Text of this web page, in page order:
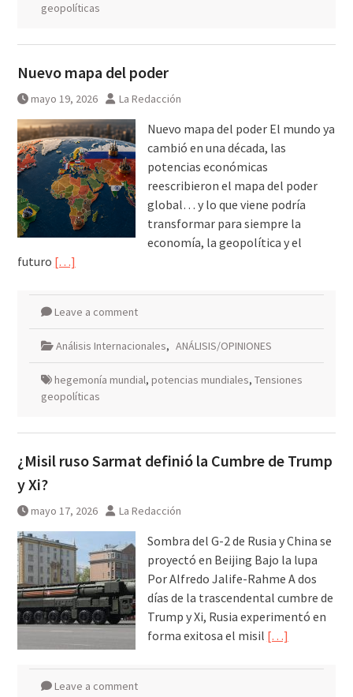
geopolíticas
Nuevo mapa del poder
mayo 19, 2026 La Redacción
Nuevo mapa del poder El mundo ya
cambió en una década, las
potencias económicas
reescribieron el mapa del poder
global… y lo que viene podría
transformar para siempre la
economía, la geopolítica y el
futuro […]
Leave a comment
Análisis Internacionales, ANÁLISIS/OPINIONES
hegemonía mundial, potencias mundiales, Tensiones
geopolíticas
¿Misil ruso Sarmat definió la Cumbre de Trump
y Xi?
mayo 17, 2026 La Redacción
Sombra del G-2 de Rusia y China se
proyectó en Beijing Bajo la lupa
Por Alfredo Jalife-Rahme A dos
días de la trascendental cumbre de
Trump y Xi, Rusia experimentó en
forma exitosa el misil […]
Leave a comment